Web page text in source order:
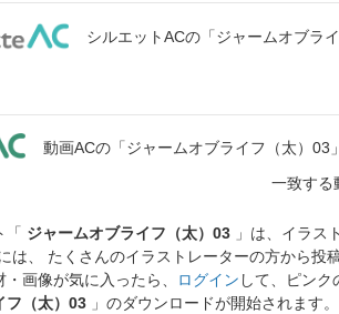
シルエットACの「ジャームオブラ
動画ACの「ジャームオブライフ（太）03
一致する
「 ジャームオブライフ（太）03 」は、イラス
は、 たくさんのイラストレーターの方から
画像が気に入ったら、
ログイン して、ピンク
フ（太）03 」のダウンロードが開始されます。